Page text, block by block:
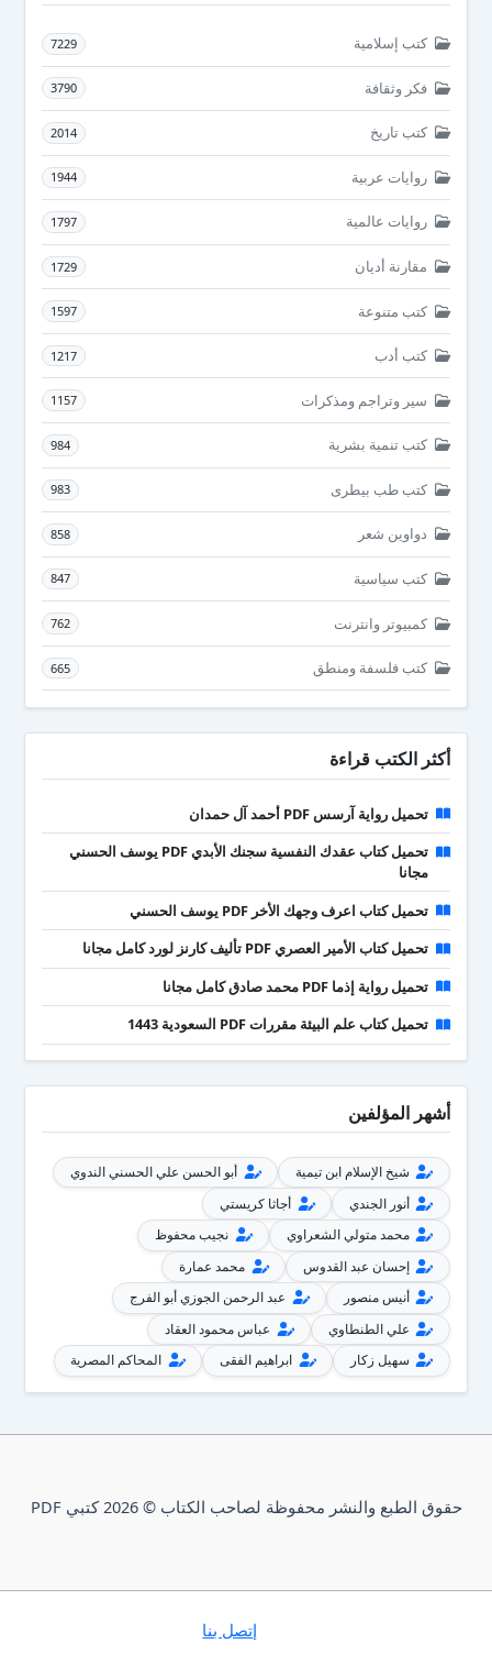
كتب إسلامية 7229
فكر وثقافة 3790
كتب تاريخ 2014
روايات عربية 1944
روايات عالمية 1797
مقارنة أديان 1729
كتب متنوعة 1597
كتب أدب 1217
سير وتراجم ومذكرات 1157
كتب تنمية بشرية 984
كتب طب بيطرى 983
دواوين شعر 858
كتب سياسية 847
كمبيوتر وانترنت 762
كتب فلسفة ومنطق 665
أكثر الكتب قراءة
تحميل رواية آرسس PDF أحمد آل حمدان
تحميل كتاب عقدك النفسية سجنك الأبدي PDF يوسف الحسني
مجانا
تحميل كتاب اعرف وجهك الأخر PDF يوسف الحسني
تحميل كتاب الأمير العصري PDF تأليف كارنز لورد كامل مجانا
تحميل رواية إذما PDF محمد صادق كامل مجانا
تحميل كتاب علم البيئة مقررات PDF السعودية 1443
أشهر المؤلفين
شيخ الإسلام ابن تيمية
أبو الحسن علي الحسني الندوي
أنور الجندي
أجاثا كريستي
محمد متولي الشعراوي
نجيب محفوظ
إحسان عبد القدوس
محمد عمارة
أنيس منصور
عبد الرحمن الجوزي أبو الفرج
علي الطنطاوي
عباس محمود العقاد
سهيل زكار
ابراهيم الفقى المحاكم المصرية
حقوق الطبع والنشر محفوظة لصاحب الكتاب © 2026 كتبي PDF
إتصل بنا